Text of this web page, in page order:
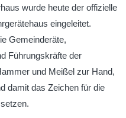
wurde heute der offizielle
eingeleitet.
Gemeinderäte,
Führungskräfte der
und Meißel zur Hand,
damit das Zeichen für die